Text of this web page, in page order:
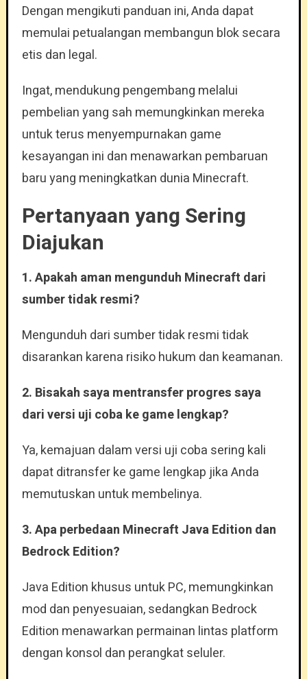
Dengan mengikuti panduan ini, Anda dapat
memulai petualangan membangun blok secara
etis dan legal.
Ingat, mendukung pengembang melalui
pembelian yang sah memungkinkan mereka
untuk terus menyempurnakan game
kesayangan ini dan menawarkan pembaruan
baru yang meningkatkan dunia Minecraft.
Pertanyaan yang Sering
Diajukan
1. Apakah aman mengunduh Minecraft dari
sumber tidak resmi?
Mengunduh dari sumber tidak resmi tidak
disarankan karena risiko hukum dan keamanan.
2. Bisakah saya mentransfer progres saya
dari versi uji coba ke game lengkap?
Ya, kemajuan dalam versi uji coba sering kali
dapat ditransfer ke game lengkap jika Anda
memutuskan untuk membelinya.
3. Apa perbedaan Minecraft Java Edition dan
Bedrock Edition?
Java Edition khusus untuk PC, memungkinkan
mod dan penyesuaian, sedangkan Bedrock
Edition menawarkan permainan lintas platform
dengan konsol dan perangkat seluler.